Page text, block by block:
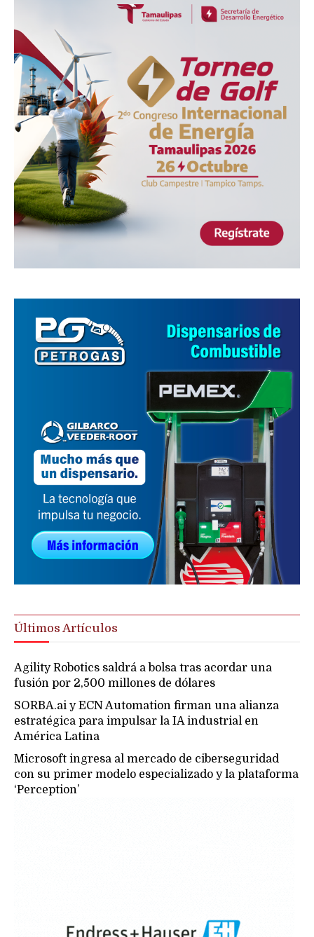
Últimos Artículos
Agility Robotics saldrá a bolsa tras acordar una
fusión por 2,500 millones de dólares
SORBA.ai y ECN Automation firman una alianza
estratégica para impulsar la IA industrial en
América Latina
Microsoft ingresa al mercado de ciberseguridad
con su primer modelo especializado y la plataforma
‘Perception’